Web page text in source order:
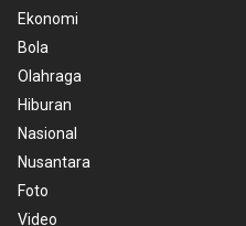
Ekonomi
Bola
Olahraga
Hiburan
Nasional
Nusantara
Foto
Video